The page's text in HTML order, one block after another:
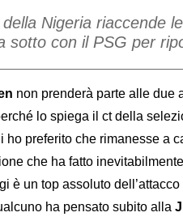
Nigeria riaccende
sotto con il PSG per
non prenderà parte alle due
lo spiega il ct della
ho preferito che rimanesse a
che ha fatto
è un top assoluto
ha pensato subito alla